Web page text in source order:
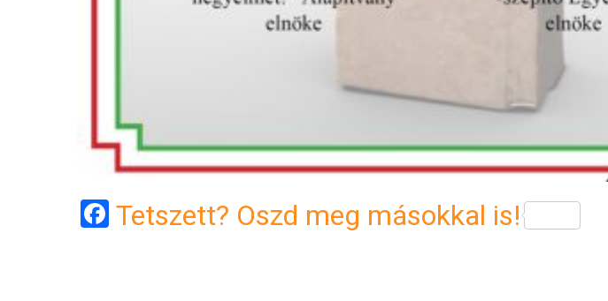
Facebook
Tetszett? Oszd meg másokkal is!